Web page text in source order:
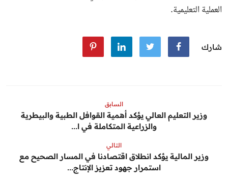
العملية التعليمية.
شارك
السابق
وزير التعليم العالي يؤكد أهمية القوافل الطبية والبيطرية
والزراعية المتكاملة في ا...
التالي
وزير المالية يؤكد انطلاق اقتصادنا في المسار الصحيح مع
استمرار جهود تعزيز الإنتاج...